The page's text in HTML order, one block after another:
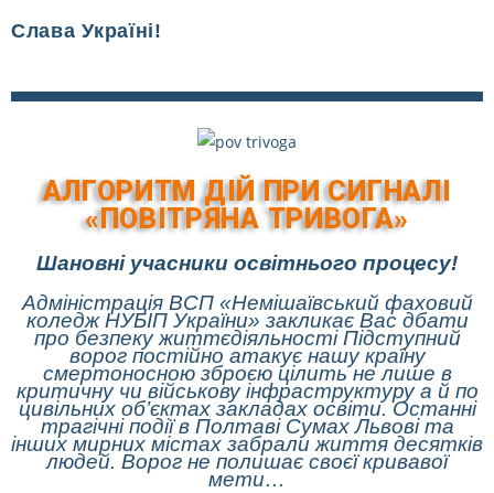
Слава Україні!
АЛГОРИТМ ДІЙ ПРИ СИГНАЛІ
«ПОВІТРЯНА ТРИВОГА»
Шановні учасники освітнього процесу!
Адміністрація ВСП «Немішаївський фаховий
коледж НУБІП України» закликає Вас дбати
про безпеку життєдіяльностіПідступний
ворог постійно атакує нашу країну
смертоносною зброєю цілить не лише в
критичну чи військову інфраструктуру а й по
цивільних об’єктах закладах освіти. Останні
трагічні події в Полтаві Сумах Львові та
інших мирних містах забрали життя десятків
людей. Ворог не полишає своєї кривавої
мети…